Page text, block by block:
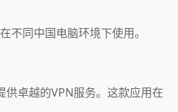
同中国电脑环境下使用。
卓越的VPN服务。这款应用在